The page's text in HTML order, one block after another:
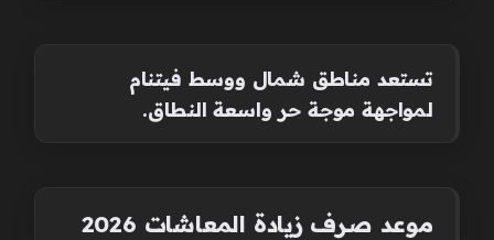
تستعد مناطق شمال ووسط فيتنام
لمواجهة موجة حر واسعة النطاق.
موعد صرف زيادة المعاشات 2026